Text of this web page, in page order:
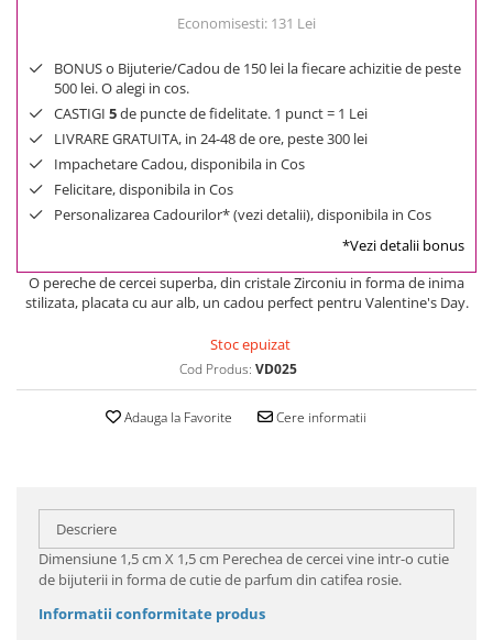
Economisesti: 131 Lei
BONUS o Bijuterie/Cadou de 150 lei la fiecare achizitie de peste
500 lei. O alegi in cos.
CASTIGI 5de puncte de fidelitate. 1 punct = 1 Lei
LIVRARE GRATUITA, in 24-48 de ore, peste 300 lei
Impachetare Cadou, disponibila in Cos
Felicitare, disponibila in Cos
Personalizarea Cadourilor* (vezi detalii), disponibila in Cos
*Vezi detalii bonus
O pereche de cercei superba, din cristale Zirconiu in forma de inima
stilizata, placata cu aur alb, un cadou perfect pentru Valentine's Day.
Stoc epuizat
Cod Produs: VD025
Adauga la Favorite Cere informatii
Descriere
Dimensiune 1,5 cm X 1,5 cm Perechea de cercei vine intr-o cutie
de bijuterii in forma de cutie de parfum din catifea rosie.
Informatii conformitate produs